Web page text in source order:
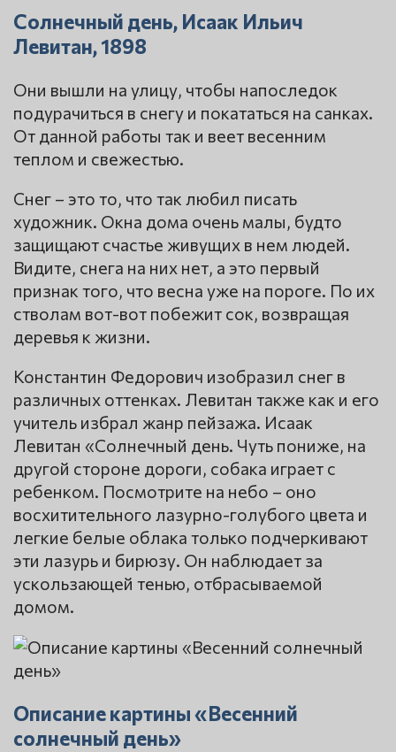
Солнечный день, Исаак Ильич
Левитан, 1898
Они вышли на улицу, чтобы напоследок
подурачиться в снегу и покататься на санках.
От данной работы так и веет весенним
теплом и свежестью.
Снег – это то, что так любил писать
художник. Окна дома очень малы, будто
защищают счастье живущих в нем людей.
Видите, снега на них нет, а это первый
признак того, что весна уже на пороге. По их
стволам вот-вот побежит сок, возвращая
деревья к жизни.
Константин Федорович изобразил снег в
различных оттенках. Левитан также как и его
учитель избрал жанр пейзажа. Исаак
Левитан «Солнечный день. Чуть пониже, на
другой стороне дороги, собака играет с
ребенком. Посмотрите на небо – оно
восхитительного лазурно-голубого цвета и
легкие белые облака только подчеркивают
эти лазурь и бирюзу. Он наблюдает за
ускользающей тенью, отбрасываемой
домом.
Описание картины «Весенний
солнечный день»